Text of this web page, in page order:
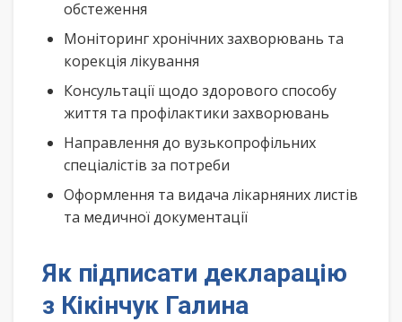
обстеження
Моніторинг хронічних захворювань та
корекція лікування
Консультації щодо здорового способу
життя та профілактики захворювань
Направлення до вузькопрофільних
спеціалістів за потреби
Оформлення та видача лікарняних листів
та медичної документації
Як підписати декларацію
з Кікінчук Галина